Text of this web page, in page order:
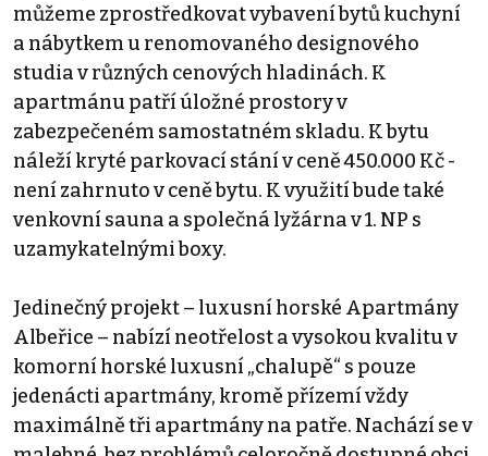
můžeme zprostředkovat vybavení bytů kuchyní
a nábytkem u renomovaného designového
studia v různých cenových hladinách. K
apartmánu patří úložné prostory v
zabezpečeném samostatném skladu. K bytu
náleží kryté parkovací stání v ceně 450.000 Kč -
není zahrnuto v ceně bytu. K využití bude také
venkovní sauna a společná lyžárna v 1. NP s
uzamykatelnými boxy.
Jedinečný projekt – luxusní horské Apartmány
Albeřice – nabízí neotřelost a vysokou kvalitu v
komorní horské luxusní „chalupě“ s pouze
jedenácti apartmány, kromě přízemí vždy
maximálně tři apartmány na patře. Nachází se v